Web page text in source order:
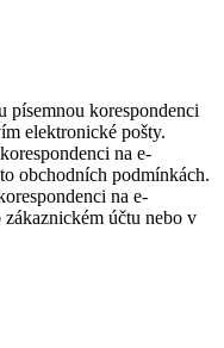
písemnou korespondenci
elektronické pošty.
na e-
obchodních podmínkách.
na e-
účtu nebo v